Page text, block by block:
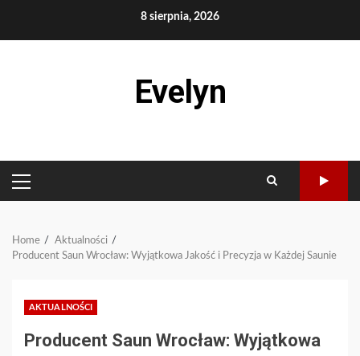
8 sierpnia, 2026
Evelyn
PRIMARY
MENU
Home
Aktualności
Producent Saun Wrocław: Wyjątkowa Jakość i Precyzja w Każdej Saunie
AKTUALNOŚCI
Producent Saun Wrocław: Wyjątkowa